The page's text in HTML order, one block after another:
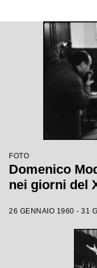
FOTO
Domenico
nei giorni del
26 GENNAIO 1960 - 31